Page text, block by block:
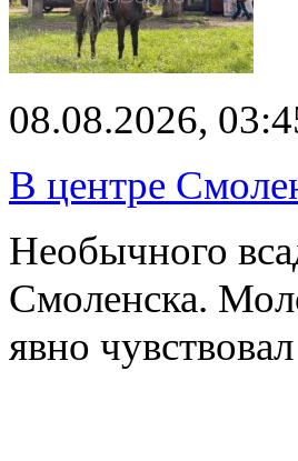
08.08.2026,
В центре
Необычного
Смоленска.
явно